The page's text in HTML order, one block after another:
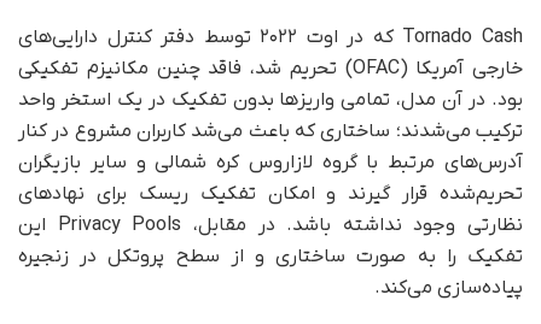
Tornado Cash که در اوت ۲۰۲۲ توسط دفتر کنترل دارایی‌های
خارجی آمریکا (OFAC) تحریم شد، فاقد چنین مکانیزم تفکیکی
بود. در آن مدل، تمامی واریزها بدون تفکیک در یک استخر واحد
ترکیب می‌شدند؛ ساختاری که باعث می‌شد کاربران مشروع در کنار
آدرس‌های مرتبط با گروه لازاروس کره شمالی و سایر بازیگران
تحریم‌شده قرار گیرند و امکان تفکیک ریسک برای نهادهای
نظارتی وجود نداشته باشد. در مقابل، Privacy Pools این
تفکیک را به‌ صورت ساختاری و از سطح پروتکل در زنجیره
پیاده‌سازی می‌کند.